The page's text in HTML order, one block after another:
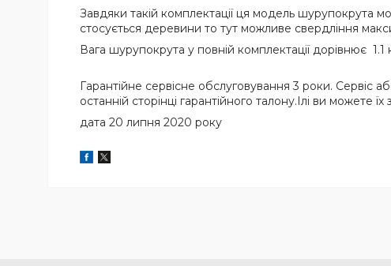
Завдяки такій комплектації ця модель шурупокрута
стосується деревини то тут можливе свердління
Вага шурупокрута у повній комплектації дорівнює
Гарантійне сервісне обслуговування 3 роки. Сервіс
останній сторінці гарантійного талону.Ілі ви можете
дата 20 липня 2020 року